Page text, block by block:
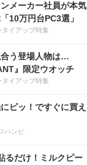
メーカー社員が本気
10万円台PC3選」
タイアップ特集
う登場人物は…
』限定ウオッチ
タイアップ特集
ピッ！ですぐに買え
ハンピ
るだけ！ミルクピー